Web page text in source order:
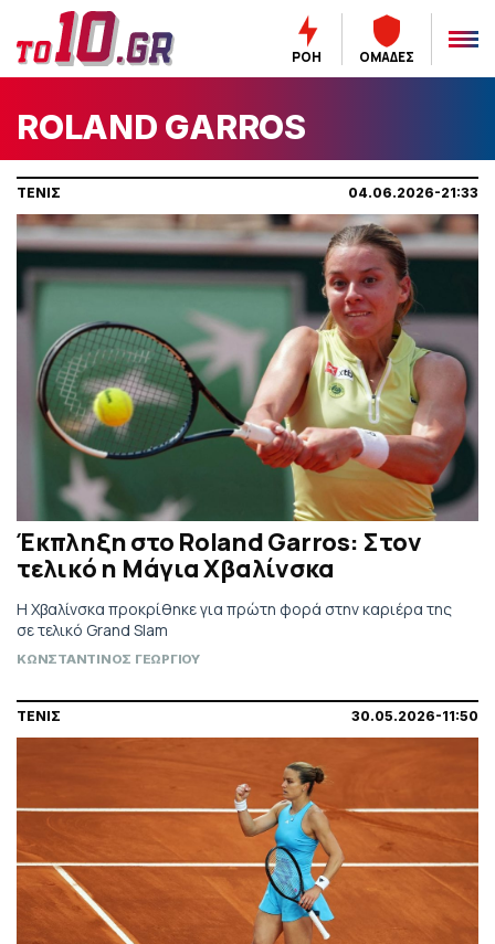
ΡΟΗ ΟΜΑΔΕΣ
ROLAND GARROS
ΤΕΝΙΣ 04.06.2026-21:33
Έκπληξη στο Roland Garros: Στον
τελικό η Μάγια Χβαλίνσκα
Η Χβαλίνσκα προκρίθηκε για πρώτη φορά στην καριέρα της
σε τελικό Grand Slam
ΚΩΝΣΤΑΝΤΙΝΟΣ ΓΕΩΡΓΙΟΥ
ΤΕΝΙΣ 30.05.2026-11:50